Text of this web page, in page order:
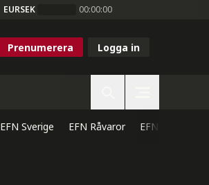
EURSEK 00:00:00
Prenumerera Logga in
EFN Sverige EFN Råvaror EFN Direkt